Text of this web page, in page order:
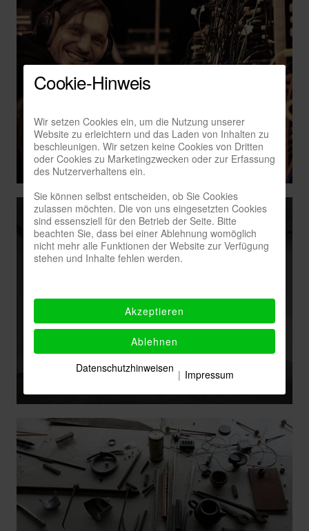
Cookie-Hinweis
Wir setzen Cookies ein, um die Nutzung unserer
Website zu erleichtern und das Laden von Inhalten zu
beschleunigen. Wir setzen keine Cookies von Dritten
oder Cookies zu Marketingzwecken oder zur Erfassung
des Nutzerverhaltens ein.
Sie können selbst entscheiden, ob Sie Cookies
zulassen möchten. Die von uns eingesetzten Cookies
sind essensziell für den Betrieb der Seite. Bitte
beachten Sie, dass bei einer Ablehnung womöglich
nicht mehr alle Funktionen der Website zur Verfügung
stehen und Inhalte fehlen werden.
Akzeptieren
Ablehnen
Datenschutzhinweisen | Impressum